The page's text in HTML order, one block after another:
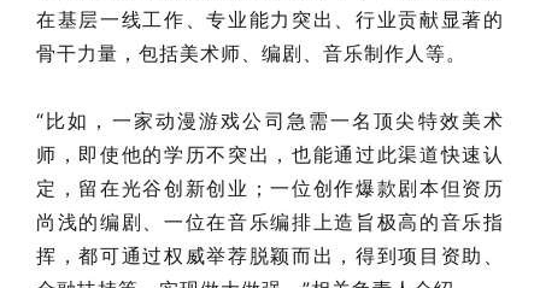
在基层一线工作、专业能力突出、行业贡献显著的
骨干力量，包括美术师、编剧、音乐制作人等。
“比如，一家动漫游戏公司急需一名顶尖特效美术
师，即使他的学历不突出，也能通过此渠道快速认
定，留在光谷创新创业；一位创作爆款剧本但资历
尚浅的编剧、一位在音乐编排上造旨极高的音乐指
挥，都可通过权威举荐脱颖而出，得到项目资助、